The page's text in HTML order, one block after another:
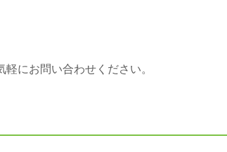
にお問い合わせください。